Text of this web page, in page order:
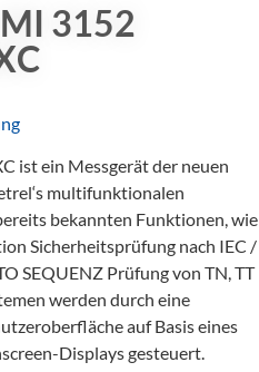
3152
ist ein Messgerät der neuen
multifunktionalen
bekannten Funktionen, wie
Sicherheitsprüfung nach IEC /
SEQUENZ Prüfung von TN, TT
werden durch eine
auf Basis eines
Displays gesteuert.